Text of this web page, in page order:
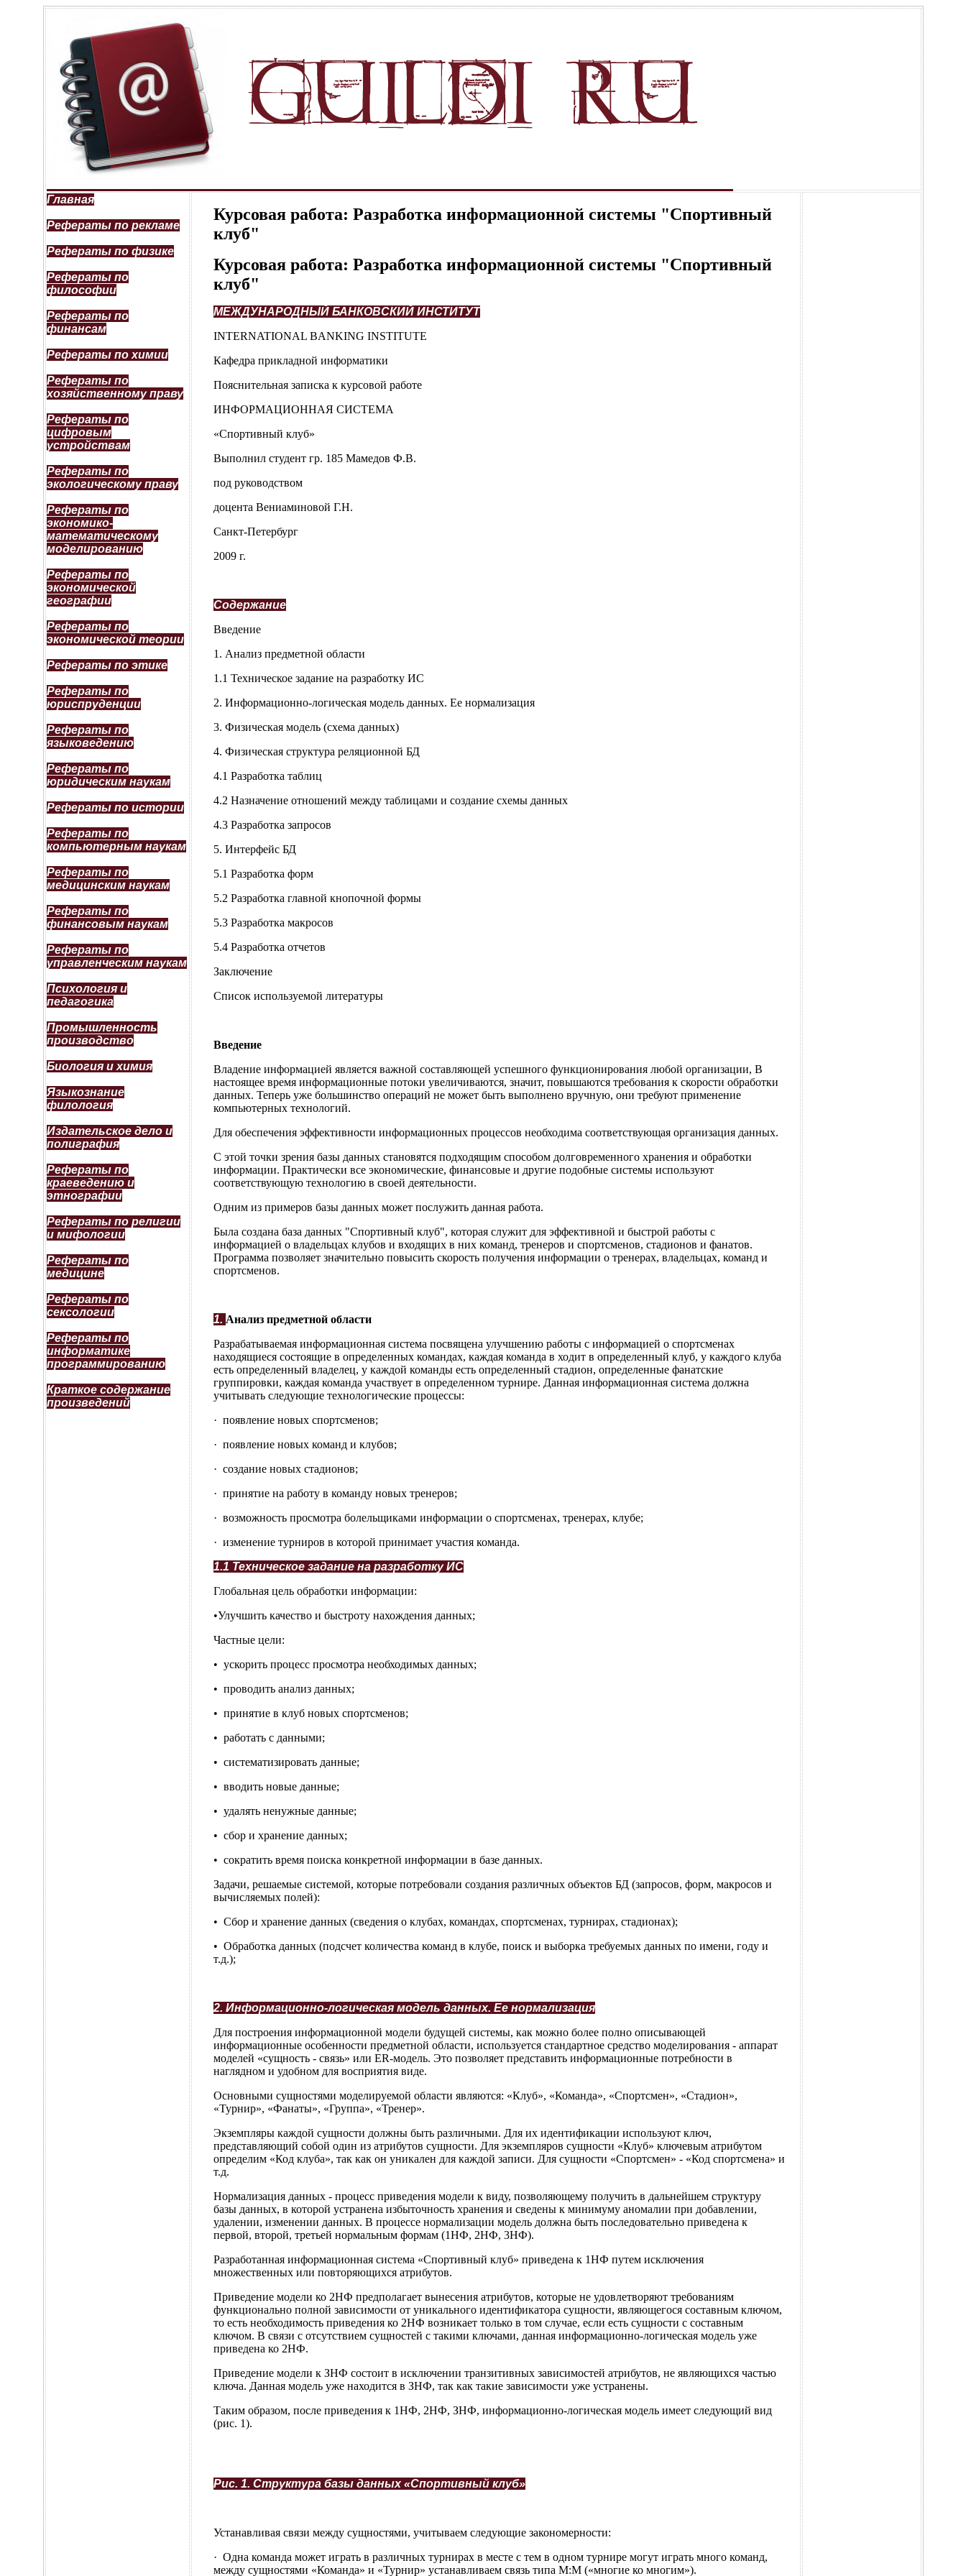
Главная
Рефераты по рекламе
Рефераты по физике
Рефераты по
философии
Рефераты по
финансам
Рефераты по химии
Рефераты по
хозяйственному праву
Рефераты по
цифровым
устройствам
Рефераты по
экологическому праву
Рефераты по
экономико-
математическому
моделированию
Рефераты по
экономической
географии
Рефераты по
экономической теории
Рефераты по этике
Рефераты по
юриспруденции
Рефераты по
языковедению
Рефераты по
юридическим наукам
Рефераты по истории
Рефераты по
компьютерным наукам
Рефераты по
медицинским наукам
Рефераты по
финансовым наукам
Рефераты по
управленческим наукам
Психология и
педагогика
Промышленность
производство
Биология и химия
Языкознание
филология
Издательское дело и
полиграфия
Рефераты по
краеведению и
этнографии
Рефераты по религии
и мифологии
Рефераты по
медицине
Рефераты по
сексологии
Рефераты по
информатике
программированию
Краткое содержание
произведений
Курсовая работа: Разработка информационной системы "Спортивный
клуб"
Курсовая работа: Разработка информационной системы "Спортивный
клуб"
МЕЖДУНАРОДНЫЙ БАНКОВСКИЙ ИНСТИТУТ
INTERNATIONAL BANKING INSTITUTE
Кафедра прикладной информатики
Пояснительная записка к курсовой работе
ИНФОРМАЦИОННАЯ СИСТЕМА
«Спортивный клуб»
Выполнил студент гр. 185 Мамедов Ф.В.
под руководством
доцента Вениаминовой Г.Н.
Санкт-Петербург
2009 г.
Содержание
Введение
1. Анализ предметной области
1.1 Техническое задание на разработку ИС
2. Информационно-логическая модель данных. Ее нормализация
3. Физическая модель (схема данных)
4. Физическая структура реляционной БД
4.1 Разработка таблиц
4.2 Назначение отношений между таблицами и создание схемы данных
4.3 Разработка запросов
5. Интерфейс БД
5.1 Разработка форм
5.2 Разработка главной кнопочной формы
5.3 Разработка макросов
5.4 Разработка отчетов
Заключение
Список используемой литературы
Введение
Владение информацией является важной составляющей успешного функционирования любой организации, В
настоящее время информационные потоки увеличиваются, значит, повышаются требования к скорости обработки
данных. Теперь уже большинство операций не может быть выполнено вручную, они требуют применение
компьютерных технологий.
Для обеспечения эффективности информационных процессов необходима соответствующая организация данных.
С этой точки зрения базы данных становятся подходящим способом долговременного хранения и обработки
информации. Практически все экономические, финансовые и другие подобные системы используют
соответствующую технологию в своей деятельности.
Одним из примеров базы данных может послужить данная работа.
Была создана база данных "Спортивный клуб", которая служит для эффективной и быстрой работы с
информацией о владельцах клубов и входящих в них команд, тренеров и спортсменов, стадионов и фанатов.
Программа позволяет значительно повысить скорость получения информации о тренерах, владельцах, команд и
спортсменов.
1. Анализ предметной области
Разрабатываемая информационная система посвящена улучшению работы с информацией о спортсменах
находящиеся состоящие в определенных командах, каждая команда в ходит в определенный клуб, у каждого клуба
есть определенный владелец, у каждой команды есть определенный стадион, определенные фанатские
группировки, каждая команда участвует в определенном турнире. Данная информационная система должна
учитывать следующие технологические процессы:
· появление новых спортсменов;
· появление новых команд и клубов;
· создание новых стадионов;
· принятие на работу в команду новых тренеров;
· возможность просмотра болельщиками информации о спортсменах, тренерах, клубе;
· изменение турниров в которой принимает участия команда.
1.1 Техническое задание на разработку ИС
Глобальная цель обработки информации:
•Улучшить качество и быстроту нахождения данных;
Частные цели:
• ускорить процесс просмотра необходимых данных;
• проводить анализ данных;
• принятие в клуб новых спортсменов;
• работать с данными;
• систематизировать данные;
• вводить новые данные;
• удалять ненужные данные;
• сбор и хранение данных;
• сократить время поиска конкретной информации в базе данных.
Задачи, решаемые системой, которые потребовали создания различных объектов БД (запросов, форм, макросов и
вычисляемых полей):
• Сбор и хранение данных (сведения о клубах, командах, спортсменах, турнирах, стадионах);
• Обработка данных (подсчет количества команд в клубе, поиск и выборка требуемых данных по имени, году и
т.д.);
2. Информационно-логическая модель данных. Ее нормализация
Для построения информационной модели будущей системы, как можно более полно описывающей
информационные особенности предметной области, используется стандартное средство моделирования - аппарат
моделей «сущность - связь» или ER-модель. Это позволяет представить информационные потребности в
наглядном и удобном для восприятия виде.
Основными сущностями моделируемой области являются: «Клуб», «Команда», «Спортсмен», «Стадион»,
«Турнир», «Фанаты», «Группа», «Тренер».
Экземпляры каждой сущности должны быть различными. Для их идентификации используют ключ,
представляющий собой один из атрибутов сущности. Для экземпляров сущности «Клуб» ключевым атрибутом
определим «Код клуба», так как он уникален для каждой записи. Для сущности «Спортсмен» - «Код спортсмена» и
т.д.
Нормализация данных - процесс приведения модели к виду, позволяющему получить в дальнейшем структуру
базы данных, в которой устранена избыточность хранения и сведены к минимуму аномалии при добавлении,
удалении, изменении данных. В процессе нормализации модель должна быть последовательно приведена к
первой, второй, третьей нормальным формам (1НФ, 2НФ, 3НФ).
Разработанная информационная система «Спортивный клуб» приведена к 1НФ путем исключения
множественных или повторяющихся атрибутов.
Приведение модели ко 2НФ предполагает вынесения атрибутов, которые не удовлетворяют требованиям
функционально полной зависимости от уникального идентификатора сущности, являющегося составным ключом,
то есть необходимость приведения ко 2НФ возникает только в том случае, если есть сущности с составным
ключом. В связи с отсутствием сущностей с такими ключами, данная информационно-логическая модель уже
приведена ко 2НФ.
Приведение модели к ЗНФ состоит в исключении транзитивных зависимостей атрибутов, не являющихся частью
ключа. Данная модель уже находится в ЗНФ, так как такие зависимости уже устранены.
Таким образом, после приведения к 1НФ, 2НФ, ЗНФ, информационно-логическая модель имеет следующий вид
(рис. 1).
Рис. 1. Структура базы данных «Спортивный клуб»
Устанавливая связи между сущностями, учитываем следующие закономерности:
· Одна команда может играть в различных турнирах в месте с тем в одном турнире могут играть много команд,
между сущностями «Команда» и «Турнир» устанавливаем связь типа М:М («многие ко многим»).